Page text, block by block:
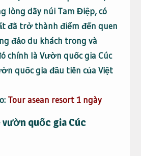
lòng dãy núi Tam Điệp, có
đã trở thành điểm đến quen
đảo du khách trong và
chính là Vườn quốc gia Cúc
quốc gia đầu tiên của Việt
Tour asean resort 1 ngày
vườn quốc gia Cúc